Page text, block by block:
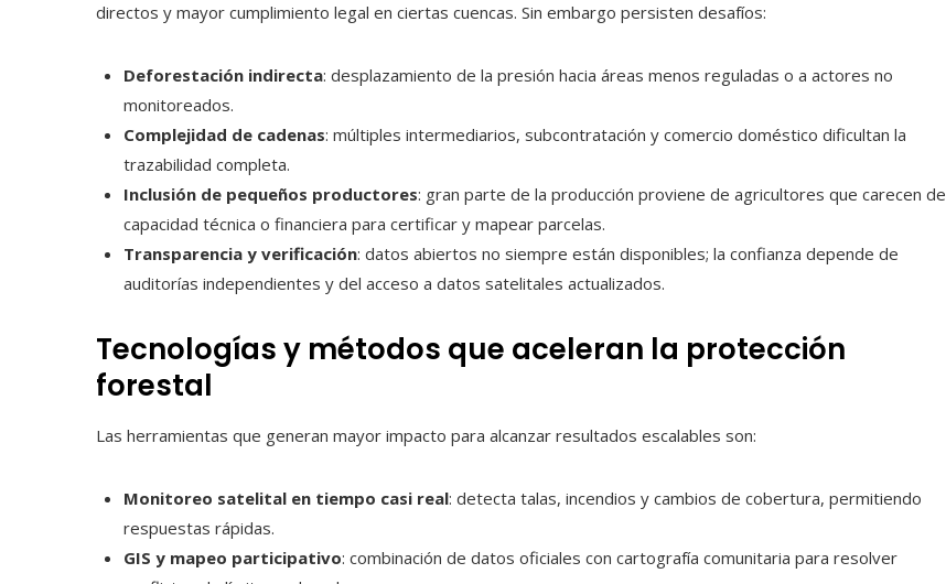
directos y mayor cumplimiento legal en ciertas cuencas. Sin embargo persisten desafíos:
Deforestación indirecta: desplazamiento de la presión hacia áreas menos reguladas o a actores no
monitoreados.
Complejidad de cadenas: múltiples intermediarios, subcontratación y comercio doméstico dificultan la
trazabilidad completa.
Inclusión de pequeños productores: gran parte de la producción proviene de agricultores que carecen de
capacidad técnica o financiera para certificar y mapear parcelas.
Transparencia y verificación: datos abiertos no siempre están disponibles; la confianza depende de
auditorías independientes y del acceso a datos satelitales actualizados.
Tecnologías y métodos que aceleran la protección
forestal
Las herramientas que generan mayor impacto para alcanzar resultados escalables son:
Monitoreo satelital en tiempo casi real: detecta talas, incendios y cambios de cobertura, permitiendo
respuestas rápidas.
GIS y mapeo participativo: combinación de datos oficiales con cartografía comunitaria para resolver